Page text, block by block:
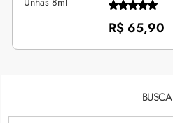
R$ 65,90
BUSCA